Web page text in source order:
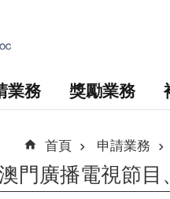
業務 獎勵業務
首頁 申請業務
門廣播電視節